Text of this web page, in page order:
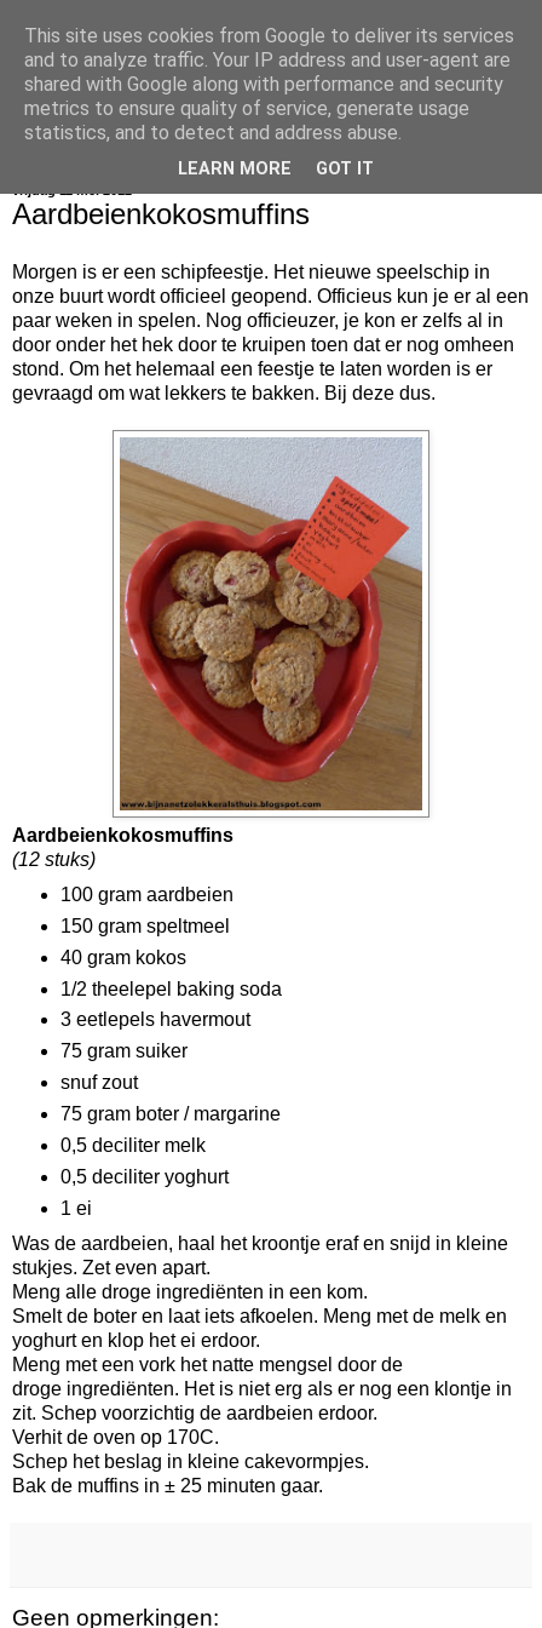
bijna net zo lekker als thuis
Aardbeienkokosmuffins
Morgen is er een schipfeestje. Het nieuwe speelschip in
onze buurt wordt officieel geopend. Officieus kun je er al een
paar weken in spelen. Nog officieuzer, je kon er zelfs al in
door onder het hek door te kruipen toen dat er nog omheen
stond. Om het helemaal een feestje te laten worden is er
gevraagd om wat lekkers te bakken. Bij deze dus.
Aardbeienkokosmuffins
(12 stuks)
100 gram aardbeien
150 gram speltmeel
40 gram kokos
1/2 theelepel baking soda
3 eetlepels havermout
75 gram suiker
snuf zout
75 gram boter / margarine
0,5 deciliter melk
0,5 deciliter yoghurt
1 ei
Was de aardbeien, haal het kroontje eraf en snijd in kleine
stukjes. Zet even apart.
Meng alle droge ingrediënten in een kom.
Smelt de boter en laat iets afkoelen. Meng met de melk en
yoghurt en klop het ei erdoor.
Meng met een vork het natte mengsel door de
droge ingrediënten. Het is niet erg als er nog een klontje in
zit. Schep voorzichtig de aardbeien erdoor.
Verhit de oven op 170C.
Schep het beslag in kleine cakevormpjes.
Bak de muffins in ± 25 minuten gaar.
Geen opmerkingen:
This site uses cookies from Google to deliver its services
and to analyze traffic. Your IP address and user-agent are
shared with Google along with performance and security
metrics to ensure quality of service, generate usage
statistics, and to detect and address abuse.
LEARN MORE GOT IT